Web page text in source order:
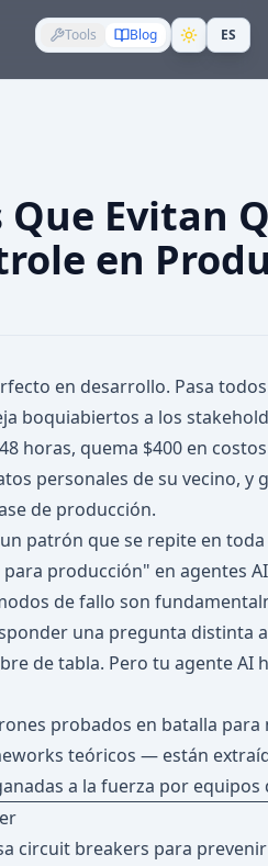
Tools Blog ES
Evitan
en
en desarrollo. Pasa
boquiabiertos a los
horas, quema $400 en
personales de su vecino, y
de producción.
patrón que se repite en
producción" en agentes
de fallo son
una pregunta distinta
de tabla. Pero tu agente AI
probados en batalla
teóricos — están
a la fuerza por equipos
circuit breakers para